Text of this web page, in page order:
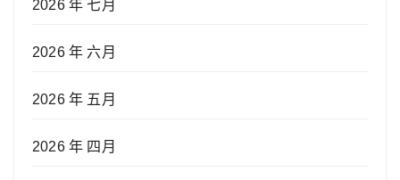
2026 年 七月
2026 年 六月
2026 年 五月
2026 年 四月